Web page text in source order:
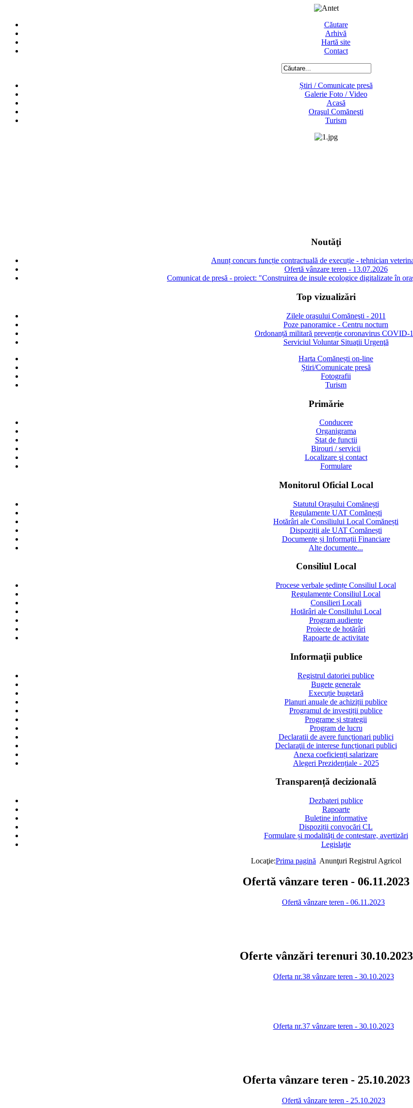
Căutare
Arhivă
Hartă site
Contact
Știri / Comunicate presă
Galerie Foto / Video
Acasă
Oraşul Comăneşti
Turism
Noutăţi
Anunț concurs funcție contractuală de execuție - tehnician
Ofertă vânzare teren - 13.07.2026
Comunicat de presă - proiect: "Construirea de insule ecologice digitalizate în
Top vizualizări
Zilele oraşului Comăneşti - 2011
Poze panoramice - Centru nocturn
Ordonanță militară prevenție coronavirus COVID-
Serviciul Voluntar Situaţii Urgenţă
Harta Comănești on-line
Știri/Comunicate presă
Fotografii
Turism
Primărie
Conducere
Organigrama
Stat de functii
Birouri / servicii
Localizare şi contact
Formulare
Monitorul Oficial Local
Statutul Orașului Comănești
Regulamente UAT Comănești
Hotărâri ale Consiliului Local Comănești
Dispoziții ale UAT Comănești
Documente și Informații Financiare
Alte documente...
Consiliul Local
Procese verbale ședințe Consiliul Local
Regulamente Consiliul Local
Consilieri Locali
Hotărâri ale Consiliului Local
Program audienţe
Proiecte de hotărâri
Rapoarte de activitate
Informaţii publice
Registrul datoriei publice
Bugete generale
Execuție bugetară
Planuri anuale de achiziții publice
Programul de investiții publice
Programe și strategii
Program de lucru
Declaratii de avere funcționari publici
Declaraţii de interese funcționari publici
Anexa coeficienți salarizare
Alegeri Prezidențiale - 2025
Transparență decizională
Dezbateri publice
Rapoarte
Buletine informative
Dispoziții convocări CL
Formulare și modalități de contestare, avertizări
Legislație
Locaţie:Prima pagină Anunţuri Registrul Agricol
Ofertă vânzare teren - 06.11.2023
Ofertă vânzare teren - 06.11.2023
Oferte vânzări terenuri 30.10.2023
Oferta nr.38 vânzare teren - 30.10.2023
Oferta nr.37 vânzare teren - 30.10.2023
Oferta vânzare teren - 25.10.2023
Ofertă vânzare teren - 25.10.2023